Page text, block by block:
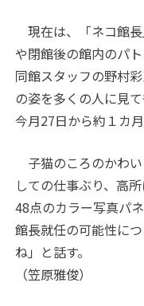
現在は、「ネコ館
や閉館後の館内のパ
同館スタッフの野村
の姿を多くの人に見
今月27日から約１カ月
子猫のころのかわ
しての仕事ぶり、高
48点のカラー写真パ
館長就任の可能性に
ね」と話す。
（笠原雅俊）